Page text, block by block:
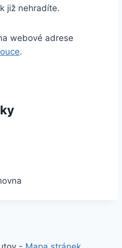
již nehradíte.
webové adrese
.